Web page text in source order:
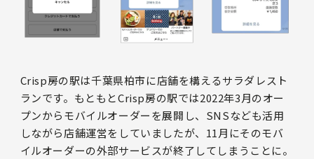
Crisp房の駅は千葉県柏市に店舗を構えるサラダレスト
ランです。もともとCrisp房の駅では2022年3月のオー
プンからモバイルオーダーを展開し、SNSなども活用
しながら店舗運営をしていましたが、11月にそのモバ
イルオーダーの外部サービスが終了してしまうことに。